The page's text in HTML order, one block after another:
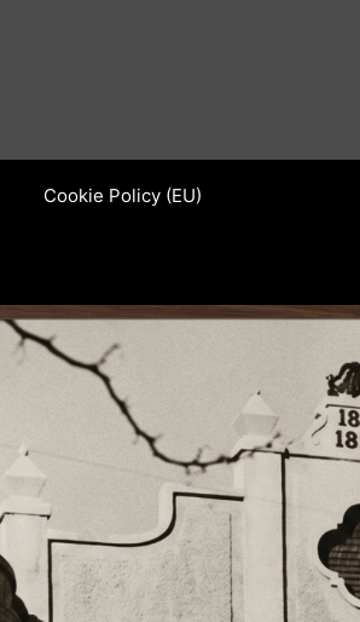
Cookie Policy (EU)